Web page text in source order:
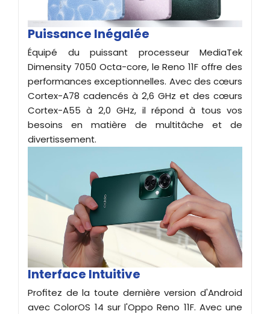
Puissance Inégalée
Équipé du puissant processeur MediaTek
Dimensity 7050 Octa-core, le Reno 11F offre des
performances exceptionnelles. Avec des cœurs
Cortex-A78 cadencés à 2,6 GHz et des cœurs
Cortex-A55 à 2,0 GHz, il répond à tous vos
besoins en matière de multitâche et de
divertissement.
Interface Intuitive
Profitez de la toute dernière version d'Android
avec ColorOS 14 sur l'Oppo Reno 11F. Avec une